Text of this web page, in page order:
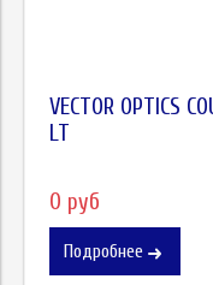
VECTOR OPTICS
LT
0 руб
Подробнее